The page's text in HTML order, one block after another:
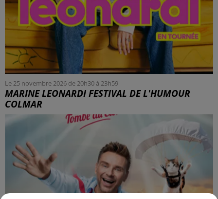
Le 25 novembre 2026 de 20h30 à 23h59
MARINE LEONARDI FESTIVAL DE L'HUMOUR
COLMAR